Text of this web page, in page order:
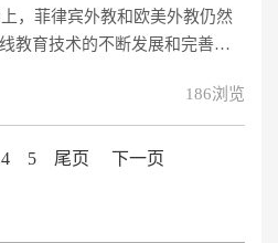
TEFL），并通过英国Ascentis
可公开查询。其独创的“欧美外
，菲律宾外教和欧美外教仍然
教育技术的不断发展和完善，
，为您全面解析两者的区别，
选择。 一、发音差异：纯正与
优势是否真的不可替代？根据
优势。他们的发音系统完整保
186浏览
4 5 尾页 下一页